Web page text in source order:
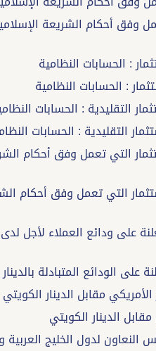
تعمل وفق أحكام الشريعة
الإستثمار التي تعمل وفق أحكام
الاستثمار التي تعمل وفق
على ودائع العملاء لأجل
النعاون لدول الخليج